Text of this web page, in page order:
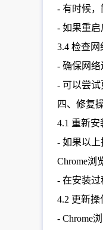
- 有时候，
- 如果重启
3.4 检查网
- 确保网
- 可以尝
四、修复
4.1 重新安
- 如果以
Chrome浏
- 在安装过
4.2 更新
- Chrome